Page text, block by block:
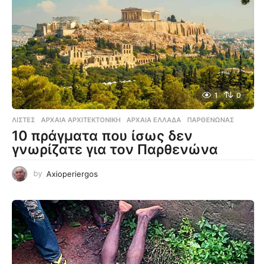
1 0
ΛΊΣΤΕΣ ΑΡΧΑΊΑ ΑΡΧΙΤΕΚΤΟΝΙΚΉ ,ΑΡΧΑΊΑ ΕΛΛΆΔΑ ,ΠΑΡΘΕΝΏΝΑΣ
10 πράγματα που ίσως δεν
γνωρίζατε για τον Παρθενώνα
by Axioperiergos